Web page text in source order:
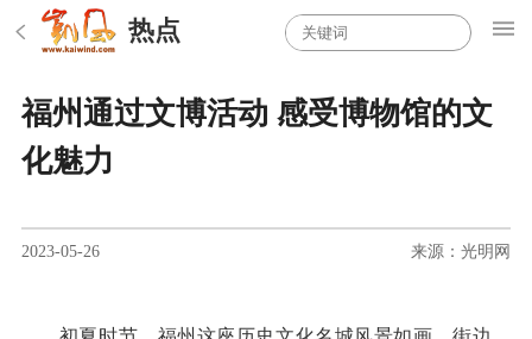
热点
福州通过文博活动 感受博物馆的文
化魅力
2023-05-26 来源：光明网